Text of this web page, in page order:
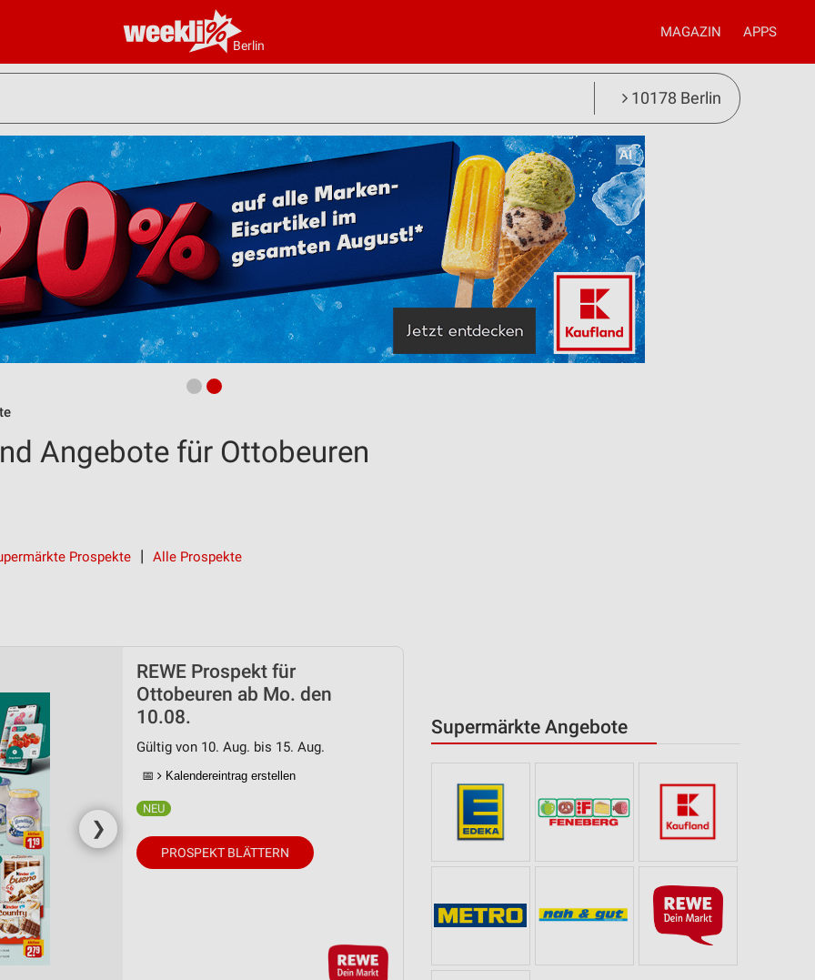
Berlin
MAGAZIN APPS
10178 Berlin
Supermärkte Angebote
Angebote für Ottobeuren
Prospekte Alle Prospekte
❯
REWE Prospekt für
Ottobeuren ab Mo. den
10.08.
Gültig von 10. Aug. bis 15. Aug.
📅 Kalendereintrag erstellen
PROSPEKT BLÄTTERN